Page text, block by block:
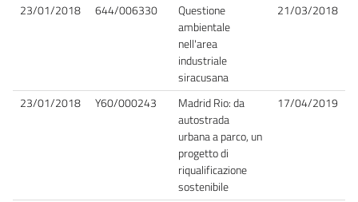
23/01/2018 644/006330
Questione
ambientale
nell'area
industriale
siracusana
21/03/2018
23/01/2018 Y60/000243
Madrid Rio: da
autostrada
urbana a parco, un
progetto di
riqualificazione
sostenibile
17/04/2019